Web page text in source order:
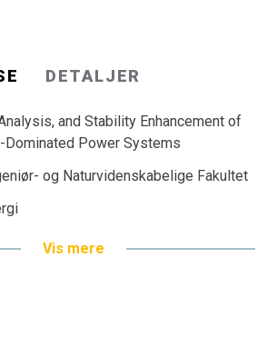
DETALJER
and Stability Enhancement of
Dominated Power Systems
og Naturvidenskabelige Fakultet
Vis mere